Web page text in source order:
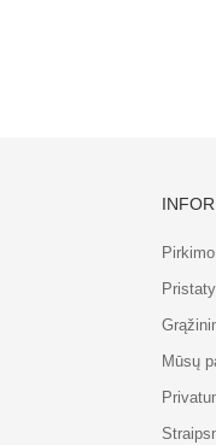
Mūsų